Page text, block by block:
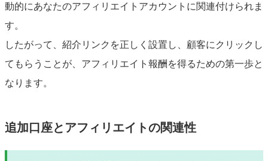
動的にあなたのアフィリエイトアカウントに関連付けられま
す。
したがって、紹介リンクを正しく設置し、顧客にクリックし
てもらうことが、アフィリエイト報酬を得るための第一歩と
なります。
追加口座とアフィリエイトの関連性